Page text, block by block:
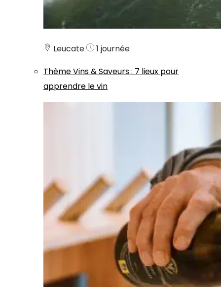
Leucate
1 journée
ThèmeVins & Saveurs: 7 lieux pour
apprendre le vin